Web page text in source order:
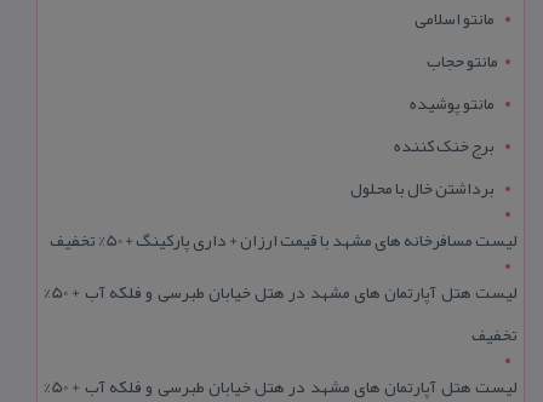
مانتو اسلامی
مانتو حجاب
مانتو پوشیده
برج خنک کننده
برداشتن خال با محلول
لیست مسافرخانه های مشهد با قیمت ارزان + داری پارکینگ + 50% تخفیف
لیست هتل آپارتمان های مشهد در هتل خیابان طبرسی و فلکه آب + 50%
تخفیف
لیست هتل آپارتمان های مشهد در هتل خیابان طبرسی و فلکه آب + 50%